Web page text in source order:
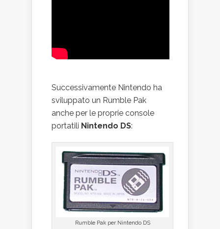
Successivamente Nintendo ha
sviluppato un Rumble Pak
anche per le proprie console
portatili Nintendo DS:
Rumble Pak per Nintendo DS